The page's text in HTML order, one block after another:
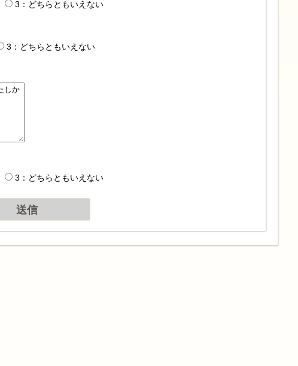
3：どちらともいえない
3：どちらともいえない
3：どちらともいえない